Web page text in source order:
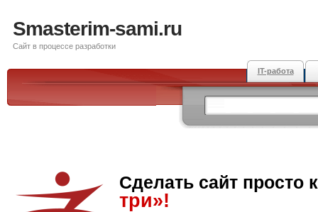
Smasterim-sami.ru
Сайт в процессе разработки
IT-работа
Сделать сайт просто
три»!